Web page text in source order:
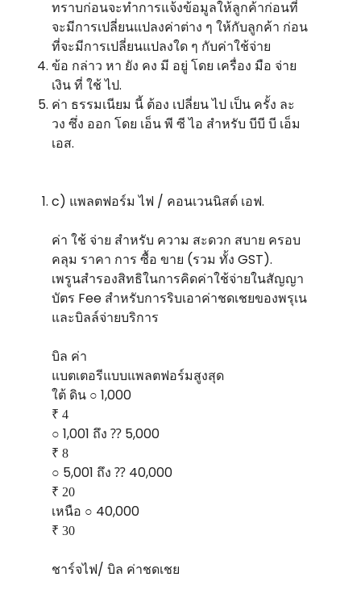
ทราบก่อนจะทําการแจ้งข้อมูลให้ลูกค้าก่อนที่
จะมีการเปลี่ยนแปลงค่าต่าง ๆ ให้กับลูกค้า ก่อน
ที่จะมีการเปลี่ยนแปลงใด ๆ กับค่าใช้จ่าย
ข้อ กล่าว หา ยัง คง มี อยู่ โดย เครื่อง มือ จ่าย
เงิน ที่ ใช้ ไป.
ค่า ธรรมเนียม นี้ ต้อง เปลี่ยน ไป เป็น ครั้ง ละ
วง ซึ่ง ออก โดย เอ็น พี ซี ไอ สําหรับ บีบี บี เอ็ม
เอส.
c) แพลตฟอร์ม ไฟ / คอนเวนนิสต์ เอฟ.
ค่า ใช้ จ่าย สําหรับ ความ สะดวก สบาย ครอบ
คลุม ราคา การ ซื้อ ขาย (รวม ทั้ง GST).
เพรูนสํารองสิทธิในการคิดค่าใช้จ่ายในสัญญา
บัตร Fee สําหรับการริบเอาค่าชดเชยของพรุเน
และบิลล์จ่ายบริการ
บิล ค่า
แบตเตอรีแบบแพลตฟอร์มสูงสุด
ใต้ ดิน ○ 1,000
₹ 4
○ 1,001 ถึง ⁇ 5,000
₹ 8
○ 5,001 ถึง ⁇ 40,000
₹ 20
เหนือ ○ 40,000
₹ 30
ชาร์จไฟ/ บิล ค่าชดเชย